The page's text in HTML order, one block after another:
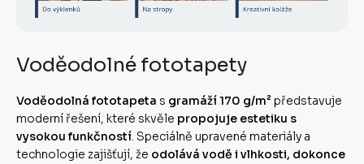
Voděodolné fototapety
Voděodolná fototapeta s gramáží 170 g/m² představuje
moderní řešení, které skvěle propojuje estetiku s
vysokou funkčností. Speciálně upravené materiály a
technologie zajišťují, že odolává vodě i vlhkosti, dokonce